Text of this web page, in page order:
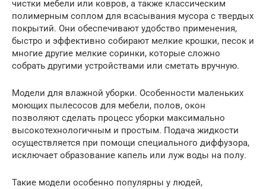
чистки мебели или ковров, а также классическим
полимерным соплом для всасывания мусора с твердых
покрытий. Они обеспечивают удобство применения,
быстро и эффективно собирают мелкие крошки, песок и
многие другие мелкие соринки, которые сложно
собрать другими устройствами или сметать вручную.
Модели для влажной уборки. Особенности маленьких
моющих пылесосов для мебели, полов, окон
позволяют сделать процесс уборки максимально
высокотехнологичным и простым. Подача жидкости
осуществляется при помощи специального диффузора,
исключает образование капель или луж воды на полу.
Такие модели особенно популярны у людей,